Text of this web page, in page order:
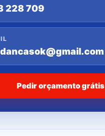
228 709
Pedir orçamento grátis